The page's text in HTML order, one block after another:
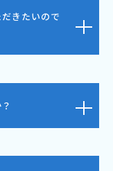
きたいので